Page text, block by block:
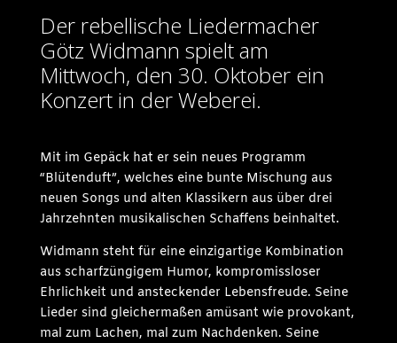
Der rebellische Liedermacher
Götz Widmann spielt am
Mittwoch, den 30. Oktober ein
Konzert in der Weberei.
Mit im Gepäck hat er sein neues Programm
“Blütenduft”, welches eine bunte Mischung aus
neuen Songs und alten Klassikern aus über drei
Jahrzehnten musikalischen Schaffens beinhaltet.
Widmann steht für eine einzigartige Kombination
aus scharfzüngigem Humor, kompromissloser
Ehrlichkeit und ansteckender Lebensfreude. Seine
Lieder sind gleichermaßen amüsant wie provokant,
mal zum Lachen, mal zum Nachdenken. Seine